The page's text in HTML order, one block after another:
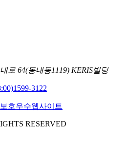
로 64(동내동1119) KERIS빌딩
1599-3122
RESERVED